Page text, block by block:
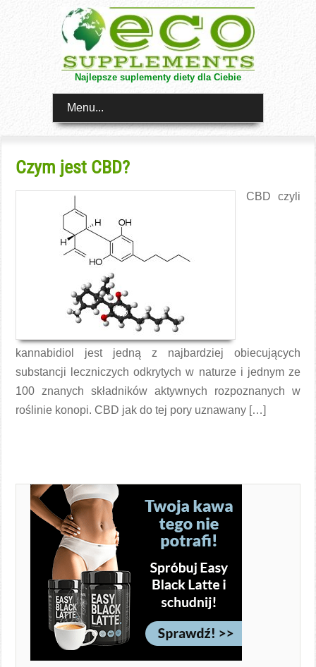
Najlepsze suplementy diety dla Ciebie
Menu...
Czym jest CBD?
CBD czyli
kannabidiol jest jedną z najbardziej obiecujących
substancji leczniczych odkrytych w naturze i jednym ze
100 znanych składników aktywnych rozpoznanych w
roślinie konopi. CBD jak do tej pory uznawany […]